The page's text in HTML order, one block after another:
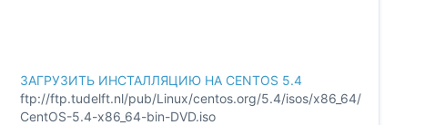
ЗАГРУЗИТЬ ИНСТАЛЛЯЦИЮ НА CENTOS 5.4
ftp://ftp.tudelft.nl/pub/Linux/centos.org/5.4/isos/x86_64/
CentOS-5.4-x86_64-bin-DVD.iso